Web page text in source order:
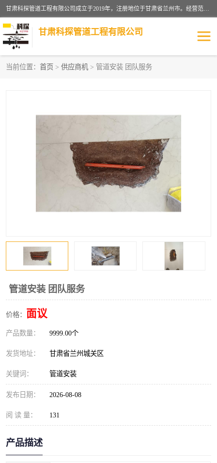
甘肃科探管道工程有限公司成立于2019年，注册地位于甘肃省兰州市。经营范围包括管道安装、清洗、疏通、维修、检测，防水工程，工程钻孔，化粪池清理，暖气安装，给排水管道安装维修，室内外管道如消防、供水、供热管道漏水检测定位，室内外防水堵漏等。
甘肃科探管道工程有限公司
当前位置： 首页 > 供应商机 > 管道安装 团队服务
管道安装 团队服务
价格： 面议
产品数量： 9999.00个
发货地址： 甘肃省兰州城关区
关键词： 管道安装
发布日期： 2026-08-08
阅 读 量： 131
产品描述
排水管道漏水
自来水管漏水 管道疏通